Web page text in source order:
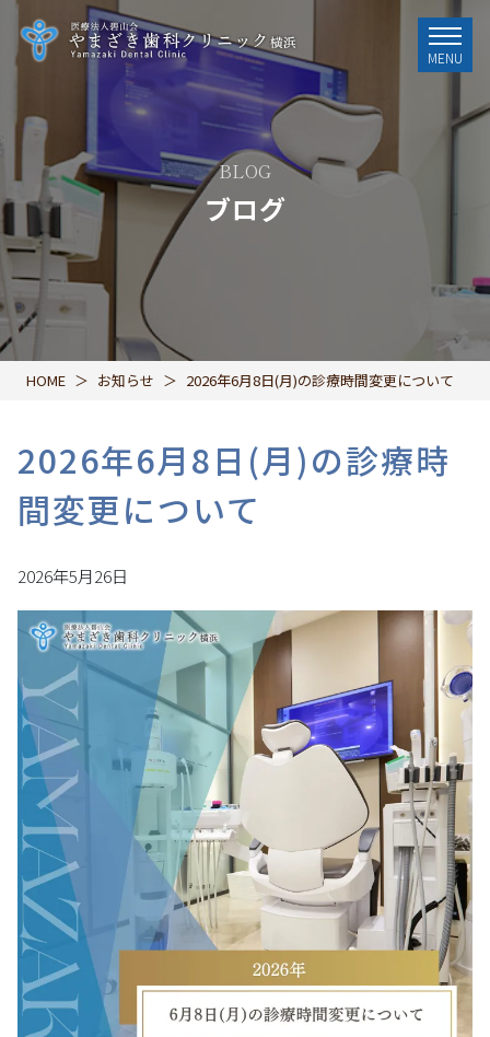
MENU
BLOG
ブログ
HOME お知らせ 2026年6月8日(月)の診療時間変更について
2026年6月8日(月)の診療時
間変更について
2026年5月26日